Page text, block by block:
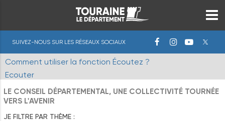
SUIVEZ-NOUS SUR LES RÉSEAUX SOCIAUX
Comment utiliser la fonction Écoutez ?
Ecouter
LE CONSEIL DÉPARTEMENTAL, UNE COLLECTIVITÉ TOURNÉE
VERS L'AVENIR
JE FILTRE PAR THÈME :